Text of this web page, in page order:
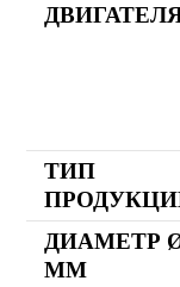
ТИП
ДИАМЕТР
ММ